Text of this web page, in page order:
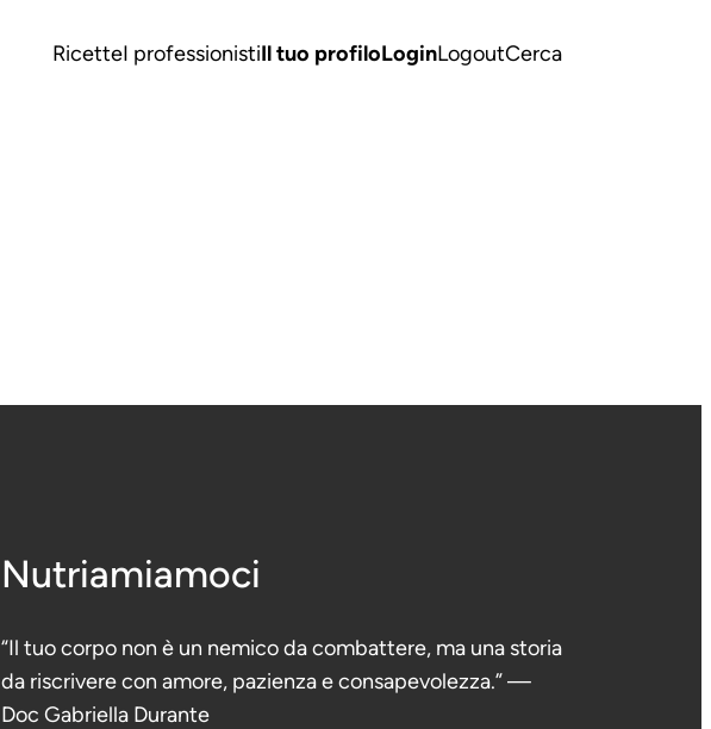
RicetteI professionistiIl tuo profiloLoginLogoutCerca
Nutriamiamoci
“Il tuo corpo non è un nemico da combattere, ma una storia
da riscrivere con amore, pazienza e consapevolezza.” —
Doc Gabriella Durante